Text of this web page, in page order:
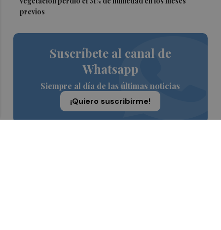
previos
Suscríbete al canal de
Whatsapp
Siempre al día de las últimas noticias
¡Quiero suscribirme!